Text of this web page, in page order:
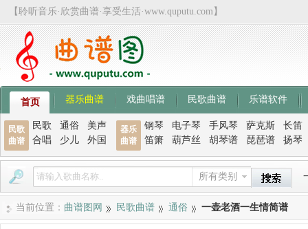
【聆听音乐·欣赏曲谱·享受生活·www.quputu.com】
首页 器乐曲谱 戏曲唱谱 民歌曲谱 乐谱软件
民歌
曲谱
民歌 通俗
美声
合唱
少儿 外国
器乐
曲谱
钢琴 电子琴 手风琴 萨克斯
长笛
笛箫
葫芦丝 胡琴谱 琵琶谱 扬琴
所有类别
当前位置： 曲谱图网 民歌曲谱 通俗 一壶老酒一生情简谱